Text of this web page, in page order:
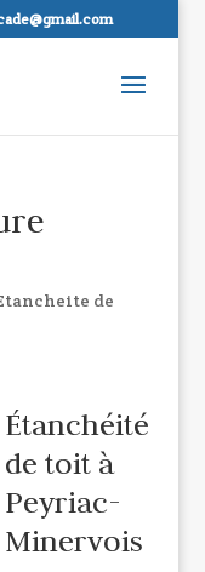
de
Étanchéité
de toit à
Peyriac-
Minervois